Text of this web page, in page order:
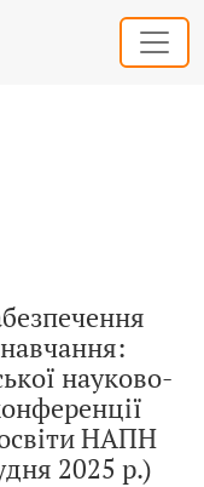
забезпечення
навчання:
науково-
НАПН
2025 р.)